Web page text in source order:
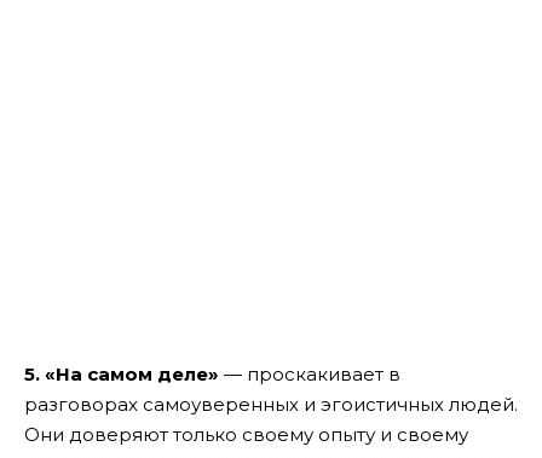
5. «На самом деле» — проскакивает в
разговорах самоуверенных и эгоистичных людей.
Они доверяют только своему опыту и своему